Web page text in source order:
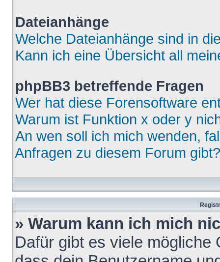
Dateianhänge
Welche Dateianhänge sind in
Kann ich eine Übersicht all
phpBB3 betreffende Fragen
Wer hat diese Forensoftware
Warum ist Funktion x oder y
An wen soll ich mich wenden,
Anfragen zu diesem Forum gibt?
» Warum kann ich mich
Dafür gibt es viele